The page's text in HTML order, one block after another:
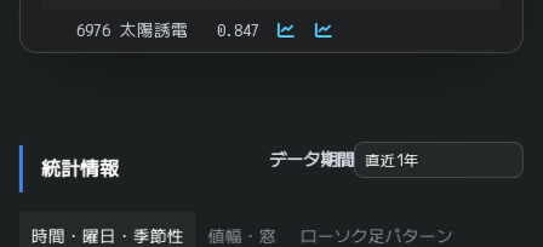
6976 太陽誘電 0.847
6584 三櫻工業 0.829
統計情報 データ期間
時間・曜日・季節性 値幅・窓 ローソク足パターン